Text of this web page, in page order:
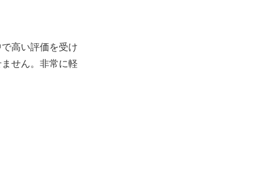
高い評価を受け
せん。非常に軽